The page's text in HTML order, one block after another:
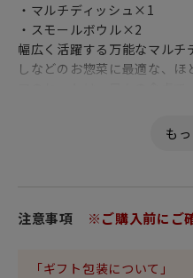
・マルチディッシュ×1
・スモールボウル×2
幅広く活躍する万能なマルチ
しなどのお惣菜に最適な、
ファイン ボーン チャイナの
注意事項 ※ご購入前にご
「ギフト包装について」